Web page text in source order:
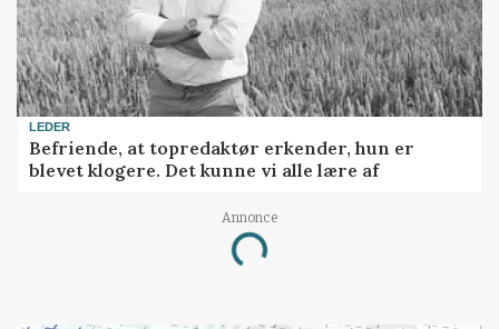
LEDER
Befriende, at topredaktør erkender, hun er
blevet klogere. Det kunne vi alle lære af
Annonce
Loading...